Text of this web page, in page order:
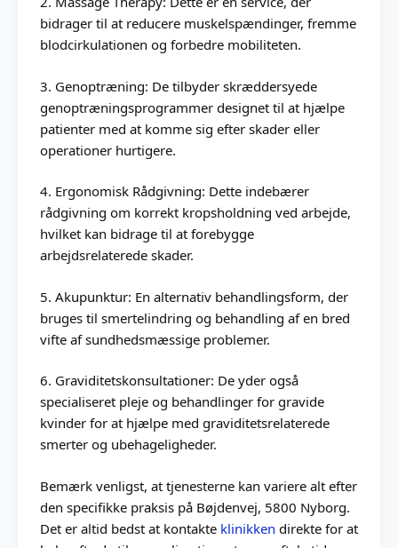
bidrager til at reducere muskelspændinger, fremme
blodcirkulationen og forbedre mobiliteten.
3. Genoptræning: De tilbyder skræddersyede
genoptræningsprogrammer designet til at hjælpe
patienter med at komme sig efter skader eller
operationer hurtigere.
4. Ergonomisk Rådgivning: Dette indebærer
rådgivning om korrekt kropsholdning ved arbejde,
hvilket kan bidrage til at forebygge
arbejdsrelaterede skader.
5. Akupunktur: En alternativ behandlingsform, der
bruges til smertelindring og behandling af en bred
vifte af sundhedsmæssige problemer.
6. Graviditetskonsultationer: De yder også
specialiseret pleje og behandlinger for gravide
kvinder for at hjælpe med graviditetsrelaterede
smerter og ubehageligheder.
Bemærk venligst, at tjenesterne kan variere alt efter
den specifikke praksis på Bøjdenvej, 5800 Nyborg.
Det er altid bedst at kontakte klinikken direkte for at